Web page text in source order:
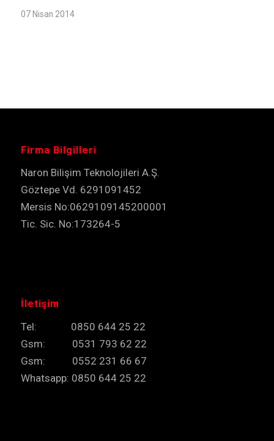
07 Nisan 2014
Firma Bilgilleri
Naron Bilişim Teknolojileri A.Ş.
Göztepe Vd. 6291091452
Mersis No:0629109145200001
Tic. Sic. No:173264-5
İletişim
Tel: 0850 644 25 22
Gsm: 0531 793 62 22
Gsm: 0552 231 66 67
Whatsapp: 0850 644 25 22